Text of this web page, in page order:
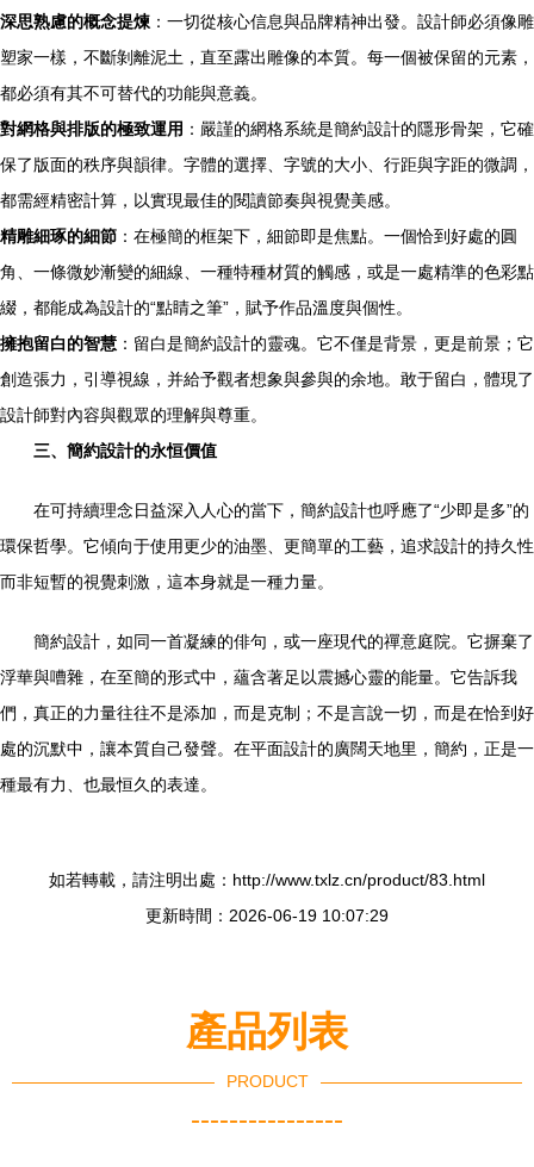
深思熟慮的概念提煉 ：一切從核心信息與品牌精神出發。設計師必須像雕
塑家一樣，不斷剝離泥土，直至露出雕像的本質。每一個被保留的元素，
都必須有其不可替代的功能與意義。
對網格與排版的極致運用 ：嚴謹的網格系統是簡約設計的隱形骨架，它確
保了版面的秩序與韻律。字體的選擇、字號的大小、行距與字距的微調，
都需經精密計算，以實現最佳的閱讀節奏與視覺美感。
精雕細琢的細節 ：在極簡的框架下，細節即是焦點。一個恰到好處的圓
角、一條微妙漸變的細線、一種特種材質的觸感，或是一處精準的色彩點
綴，都能成為設計的“點睛之筆”，賦予作品溫度與個性。
擁抱留白的智慧 ：留白是簡約設計的靈魂。它不僅是背景，更是前景；它
創造張力，引導視線，并給予觀者想象與參與的余地。敢于留白，體現了
設計師對內容與觀眾的理解與尊重。
三、簡約設計的永恒價值
在可持續理念日益深入人心的當下，簡約設計也呼應了“少即是多”的
環保哲學。它傾向于使用更少的油墨、更簡單的工藝，追求設計的持久性
而非短暫的視覺刺激，這本身就是一種力量。
簡約設計，如同一首凝練的俳句，或一座現代的禪意庭院。它摒棄了
浮華與嘈雜，在至簡的形式中，蘊含著足以震撼心靈的能量。它告訴我
們，真正的力量往往不是添加，而是克制；不是言說一切，而是在恰到好
處的沉默中，讓本質自己發聲。在平面設計的廣闊天地里，簡約，正是一
種最有力、也最恒久的表達。
如若轉載，請注明出處：http://www.txlz.cn/product/83.html
更新時間：2026-06-19 10:07:29
產品列表
PRODUCT
----------------